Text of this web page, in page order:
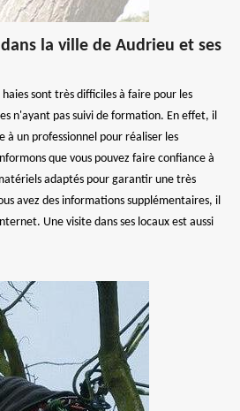
dans la ville de Audrieu et ses
sont très difficiles à faire pour les
n'ayant pas suivi de formation. En effet, il
à un professionnel pour réaliser les
que vous pouvez faire confiance à
adaptés pour garantir une très
avez des informations supplémentaires, il
Une visite dans ses locaux est aussi